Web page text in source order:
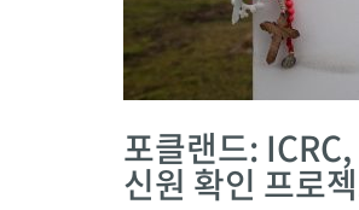
포클랜드:
신원 확인 프로